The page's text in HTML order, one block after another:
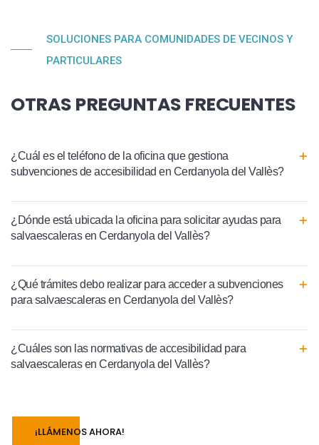
SOLUCIONES PARA COMUNIDADES DE VECINOS Y
PARTICULARES
OTRAS PREGUNTAS FRECUENTES
¿Cuál es el teléfono de la oficina que gestiona
subvenciones de accesibilidad en Cerdanyola del Vallès?
¿Dónde está ubicada la oficina para solicitar ayudas para
salvaescaleras en Cerdanyola del Vallès?
¿Qué trámites debo realizar para acceder a subvenciones
para salvaescaleras en Cerdanyola del Vallès?
¿Cuáles son las normativas de accesibilidad para
salvaescaleras en Cerdanyola del Vallès?
¡LLÁMENOS AHORA!